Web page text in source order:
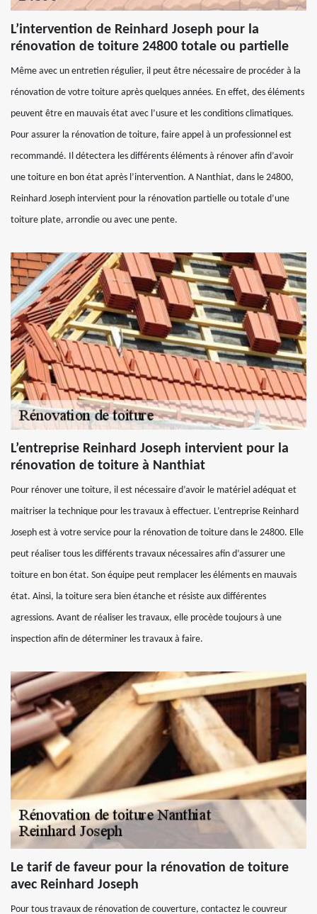
L’intervention de Reinhard Joseph pour la
rénovation de toiture 24800 totale ou partielle
Même avec un entretien régulier, il peut être nécessaire de procéder à la
rénovation de votre toiture après quelques années. En effet, des éléments
peuvent être en mauvais état avec l’usure et les conditions climatiques.
Pour assurer la rénovation de toiture, faire appel à un professionnel est
recommandé. Il détectera les différents éléments à rénover afin d’avoir
une toiture en bon état après l’intervention. A Nanthiat, dans le 24800,
Reinhard Joseph intervient pour la rénovation partielle ou totale d’une
toiture plate, arrondie ou avec une pente.
L’entreprise Reinhard Joseph intervient pour la
rénovation de toiture à Nanthiat
Pour rénover une toiture, il est nécessaire d’avoir le matériel adéquat et
maitriser la technique pour les travaux à effectuer. L’entreprise Reinhard
Joseph est à votre service pour la rénovation de toiture dans le 24800. Elle
peut réaliser tous les différents travaux nécessaires afin d’assurer une
toiture en bon état. Son équipe peut remplacer les éléments en mauvais
état. Ainsi, la toiture sera bien étanche et résiste aux différentes
agressions. Avant de réaliser les travaux, elle procède toujours à une
inspection afin de déterminer les travaux à faire.
Le tarif de faveur pour la rénovation de toiture
avec Reinhard Joseph
Pour tous travaux de rénovation de couverture, contactez le couvreur